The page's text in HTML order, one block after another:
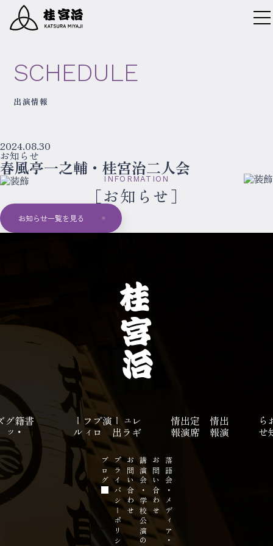
SCHEDULE
出演情報
2024.08.30
お知らせ
春風亭一之輔・桂宮治二人会
INFORMATION
お知らせ
お知らせ一覧を見る
せ
出
演
情
報
定
席
出
演
情
報
レ
ギ
ュ
ラ
ー
出
演
プ
ロ
フ
ィ
ー
ル
書籍
・
グ
ッ
お問い合わせ
講演会・学校公演の
お問い合わせ
プライバシーポリシー
ブログ